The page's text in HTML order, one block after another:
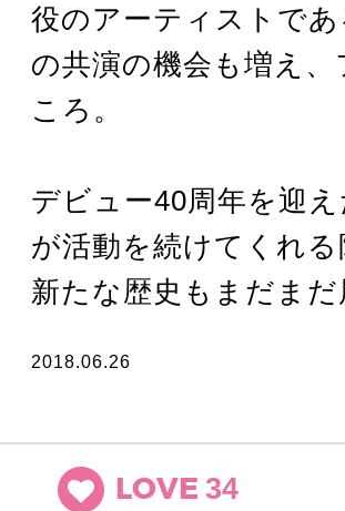
役のアーティストで
の共演の機会も増え
ころ。
デビュー40周年を迎
が活動を続けてくれ
新たな歴史もまだま
2018.06.26
LOVE 34